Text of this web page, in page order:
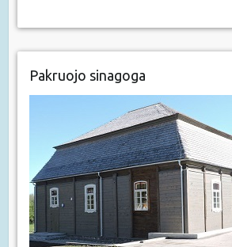
Pakruojo sinagoga